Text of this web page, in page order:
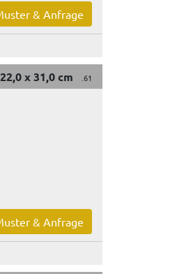
& Anfrage
22,0 x 31,0 cm .61
& Anfrage